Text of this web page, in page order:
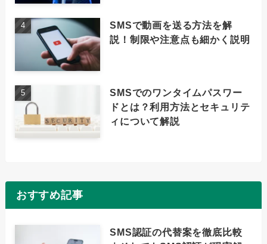
SMSで動画を送る方法を解
説！制限や注意点も細かく説明
SMSでのワンタイムパスワー
ドとは？利用方法とセキュリテ
ィについて解説
おすすめ記事
SMS認証の代替案を徹底比較